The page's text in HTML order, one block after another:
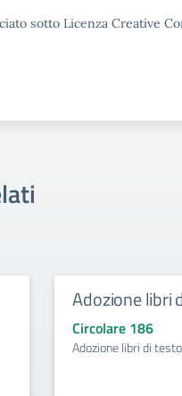
sotto Licenza Creative
Adozione libri
Circolare 186
Adozione libri di